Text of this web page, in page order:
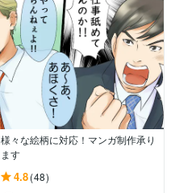
様々な絵柄に対応！マンガ制作承り
ます
4.8(48)